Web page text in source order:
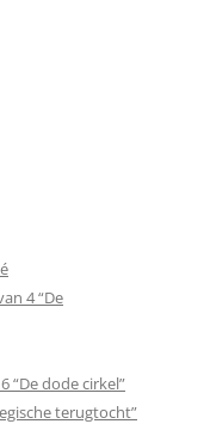
4 “De
“De dode cirkel”
terugtocht”